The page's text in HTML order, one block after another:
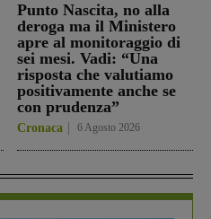
Punto Nascita, no alla
deroga ma il Ministero
apre al monitoraggio di
sei mesi. Vadi: “Una
risposta che valutiamo
positivamente anche se
con prudenza”
Cronaca 6 Agosto 2026